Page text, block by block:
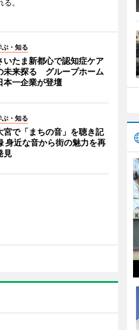
。
ぶ・知る
いたま新都心で認知症ケア
未来探る グループホーム
本一企業が登壇
ぶ・知る
宮で「まちの音」を聴き記
身近な音から街の魅力を再
見